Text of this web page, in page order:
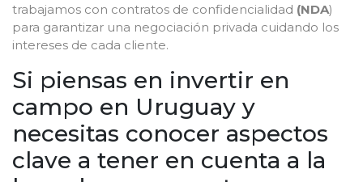
trabajamos con contratos de confidencialidad (NDA)
para garantizar una negociación privada cuidando los
intereses de cada cliente.
Si piensas en invertir en
campo en Uruguay y
necesitas conocer aspectos
clave a tener en cuenta a la